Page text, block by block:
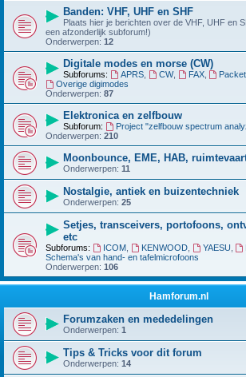
Banden: VHF, UHF en SHF
Plaats hier je berichten over de VHF, UHF en
een afzonderlijk subforum!)
Onderwerpen: 12
Digitale modes en morse (CW)
Subforums: APRS, CW, FAX,
Overige digimodes
Onderwerpen: 87
Elektronica en zelfbouw
Subforum:
Project "zelfbouw spectrum
Onderwerpen: 210
Moonbounce, EME, HAB,
Onderwerpen: 11
Nostalgie, antiek en buizentechniek
Onderwerpen: 25
Setjes, transceivers, portofoons,
etc
Subforums: ICOM, KENWOOD, YAESU
Schema's van hand- en tafelmicrofoons
Onderwerpen: 106
Hamforum.nl
Forumzaken en mededelingen
Onderwerpen: 1
Tips & Tricks voor dit forum
Onderwerpen: 14